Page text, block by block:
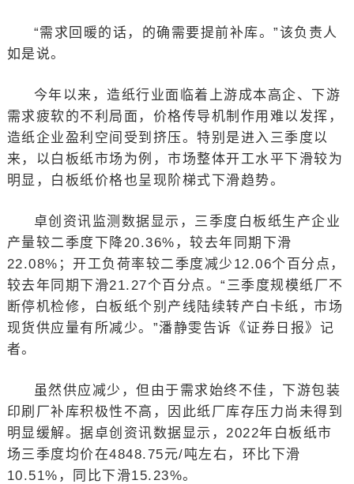
“需求回暖的话，的确需要提前补库。”该负责人
如是说。
今年以来，造纸行业面临着上游成本高企、下游
需求疲软的不利局面，价格传导机制作用难以发挥，
造纸企业盈利空间受到挤压。特别是进入三季度以
来，以白板纸市场为例，市场整体开工水平下滑较为
明显，白板纸价格也呈现阶梯式下滑趋势。
卓创资讯监测数据显示，三季度白板纸生产企业
产量较二季度下降20.36%，较去年同期下滑
22.08%；开工负荷率较二季度减少12.06个百分点，
较去年同期下滑21.27个百分点。“三季度规模纸厂不
断停机检修，白板纸个别产线陆续转产白卡纸，市场
现货供应量有所减少。”潘静雯告诉《证券日报》记
者。
虽然供应减少，但由于需求始终不佳，下游包装
印刷厂补库积极性不高，因此纸厂库存压力尚未得到
明显缓解。据卓创资讯数据显示，2022年白板纸市
场三季度均价在4848.75元/吨左右，环比下滑
10.51%，同比下滑15.23%。